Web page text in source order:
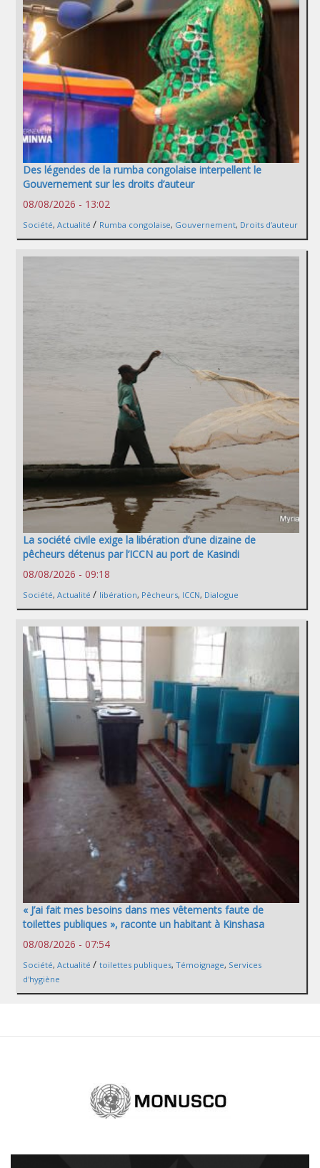
Des légendes de la rumba congolaise interpellent le
Gouvernement sur les droits d’auteur
08/08/2026 - 13:02
Société, Actualité / Rumba congolaise, Gouvernement, Droits d’auteur
La société civile exige la libération d’une dizaine de
pêcheurs détenus par l’ICCN au port de Kasindi
08/08/2026 - 09:18
Société, Actualité / libération, Pêcheurs, ICCN, Dialogue
« J’ai fait mes besoins dans mes vêtements faute de
toilettes publiques », raconte un habitant à Kinshasa
08/08/2026 - 07:54
Société, Actualité / toilettes publiques, Témoignage, Services
d'hygiène